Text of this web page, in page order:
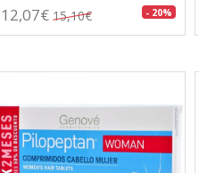
12,07€ 15,10€ - 20%